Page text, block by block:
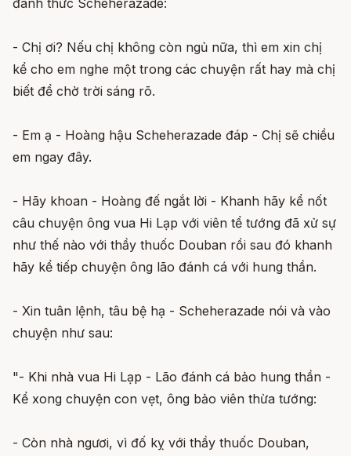
đánh thức Scheherazade:
- Chị ơi? Nếu chị không còn ngủ nữa, thì em xin chị
kể cho em nghe một trong các chuyện rất hay mà chị
biết để chờ trời sáng rõ.
- Em ạ - Hoàng hậu Scheherazade đáp - Chị sẽ chiều
em ngay đây.
- Hãy khoan - Hoàng đế ngắt lời - Khanh hãy kể nốt
câu chuyện ông vua Hi Lạp với viên tể tướng đã xử sự
như thế nào với thầy thuốc Douban rồi sau đó khanh
hãy kể tiếp chuyện ông lão đánh cá với hung thần.
- Xin tuân lệnh, tâu bệ hạ - Scheherazade nói và vào
chuyện như sau:
"- Khi nhà vua Hi Lạp - Lão đánh cá bảo hung thần -
Kể xong chuyện con vẹt, ông bảo viên thừa tướng:
- Còn nhà ngươi, vì đố kỵ với thầy thuốc Douban,